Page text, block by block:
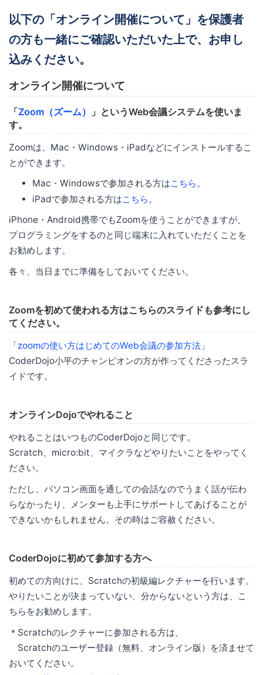
以下の「オンライン開催について」を保護者
の方も一緒にご確認いただいた上で、お申し
込みください。
オンライン開催について
「Zoom（ズーム）
」というWeb会議システムを使いま
す。
Zoomは、Mac・Windows・iPadなどにインストールするこ
とができます。
Mac・Windowsで参加される方はこちら。
iPadで参加される方はこちら。
iPhone・Android携帯でもZoomを使うことができますが、
プログラミングをするのと同じ端末に入れていただくことを
お勧めします。
各々、当日までに準備をしておいてください。
Zoomを初めて使われる方はこちらのスライドも参考にし
てください。
「zoomの使い方はじめてのWeb会議の参加方法 」
CoderDojo小平のチャンピオンの方が作ってくださったスラ
イドです。
オンラインDojoでやれること
やれることはいつものCoderDojoと同じです。
Scratch、micro:bit、マイクラなどやりたいことをやってく
ださい。
ただし、パソコン画面を通しての会話なのでうまく話が伝わ
らなかったり、メンターも上手にサポートしてあげることが
できないかもしれません。その時はご容赦ください。
CoderDojoに初めて参加する方へ
初めての方向けに、Scratchの初級編レクチャーを行います。
やりたいことが決まっていない、分からないという方は、こ
ちらをお勧めします。
＊Scratchのレクチャーに参加される方は、
Scratchのユーザー登録（無料、オンライン版）を済ませて
おいてください。